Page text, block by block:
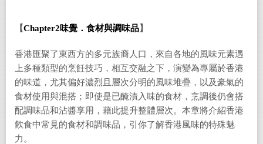
【Chapter2味覺．食材與調味品】
香港匯聚了東西方的多元族裔人口，來自各地的風味元素遇
上多種類型的烹飪技巧，相互交融之下，演變為專屬於香港
的味道，尤其偏好濃烈且層次分明的風味堆疊，以及豪氣的
食材使用與混搭；即使是已醃漬入味的食材，烹調後仍會搭
配調味品和沾醬享用，藉此提升整體層次。本章將介紹香港
飮食中常見的食材和調味品，引你了解香港風味的特殊魅
力。